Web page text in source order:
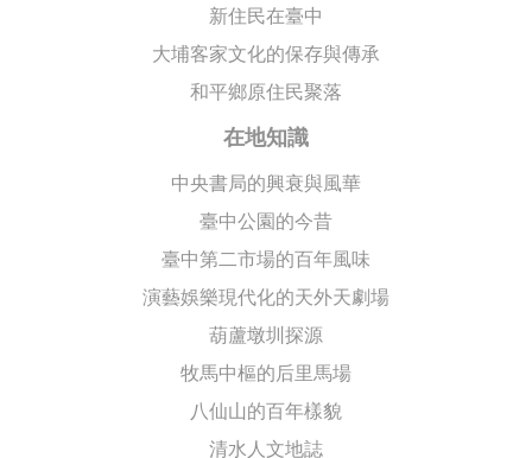
新住民在臺中
大埔客家文化的保存與傳承
和平鄉原住民聚落
在地知識
中央書局的興衰與風華
臺中公園的今昔
臺中第二市場的百年風味
演藝娛樂現代化的天外天劇場
葫蘆墩圳探源
牧馬中樞的后里馬場
八仙山的百年樣貌
清水人文地誌